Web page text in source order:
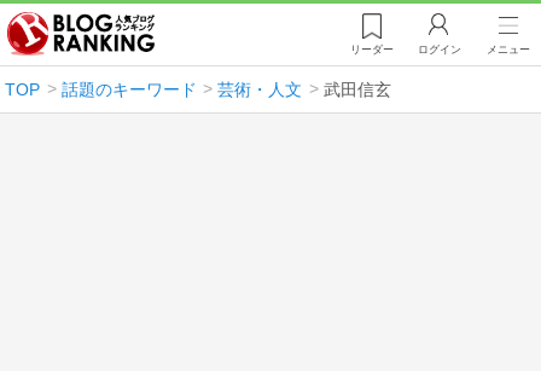
リーダー ログイン メニュー
TOP 話題のキーワード 芸術・人文 武田信玄